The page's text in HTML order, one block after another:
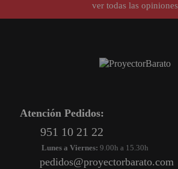
ver todas las opiniones
Atención Pedidos:
951 10 21 22
Lunes a Viernes: 9.00h a 15.30h
pedidos@proyectorbarato.com